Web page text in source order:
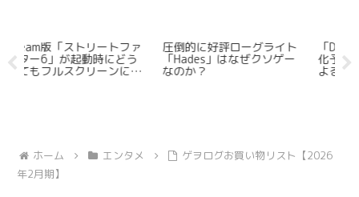
な
圧倒的に好評ローグライト
「Hades」はなぜクソゲー
なのか？
「Dark Deity 2」の日本語
化予定に見る日本のdevに
よるSRPG開拓の先駆性
ホーム エンタメ
ゲヲログお買い物リスト【2026
年2月期】